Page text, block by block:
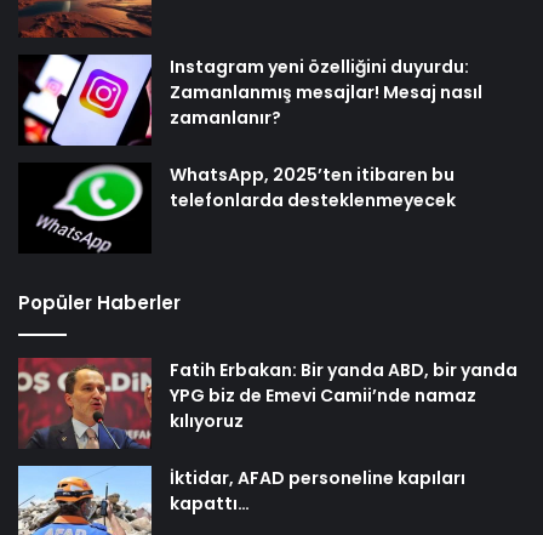
Instagram yeni özelliğini duyurdu:
Zamanlanmış mesajlar! Mesaj nasıl
zamanlanır?
WhatsApp, 2025’ten itibaren bu
telefonlarda desteklenmeyecek
Popüler Haberler
Fatih Erbakan: Bir yanda ABD, bir yanda
YPG biz de Emevi Camii’nde namaz
kılıyoruz
İktidar, AFAD personeline kapıları
kapattı…